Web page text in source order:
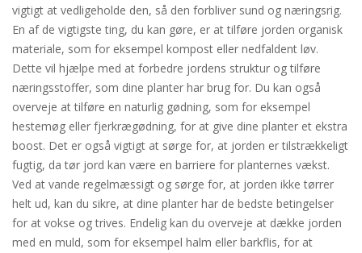
vigtigt at vedligeholde den, så den forbliver sund og næringsrig.
En af de vigtigste ting, du kan gøre, er at tilføre jorden organisk
materiale, som for eksempel kompost eller nedfaldent løv.
Dette vil hjælpe med at forbedre jordens struktur og tilføre
næringsstoffer, som dine planter har brug for. Du kan også
overveje at tilføre en naturlig gødning, som for eksempel
hestemøg eller fjerkrægødning, for at give dine planter et ekstra
boost. Det er også vigtigt at sørge for, at jorden er tilstrækkeligt
fugtig, da tør jord kan være en barriere for planternes vækst.
Ved at vande regelmæssigt og sørge for, at jorden ikke tørrer
helt ud, kan du sikre, at dine planter har de bedste betingelser
for at vokse og trives. Endelig kan du overveje at dække jorden
med en muld, som for eksempel halm eller barkflis, for at